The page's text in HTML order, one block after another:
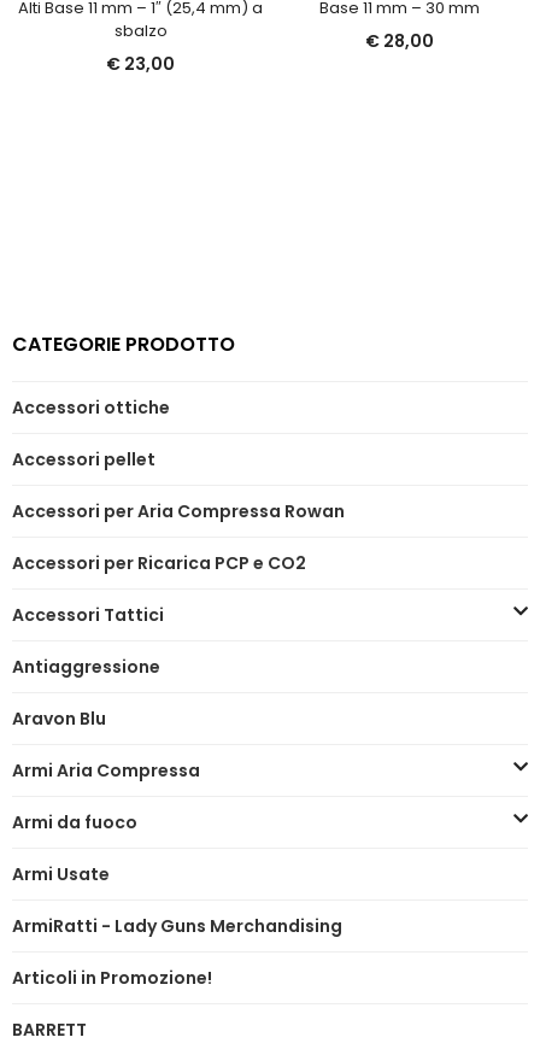
Alti Base 11 mm – 1″ (25,4 mm) a
sbalzo
€ 23,00
Base 11 mm – 30 mm
€ 28,00
CATEGORIE PRODOTTO
Accessori ottiche
Accessori pellet
Accessori per Aria Compressa Rowan
Accessori per Ricarica PCP e CO2
Accessori Tattici
Antiaggressione
Aravon Blu
Armi Aria Compressa
Armi da fuoco
Armi Usate
ArmiRatti - Lady Guns Merchandising
Articoli in Promozione!
BARRETT